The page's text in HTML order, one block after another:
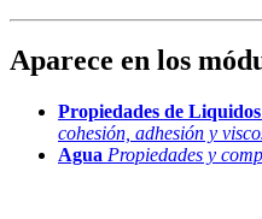
Aparece en los
Propiedades de Liquidos
cohesión, adhesión y
Agua Propiedades y